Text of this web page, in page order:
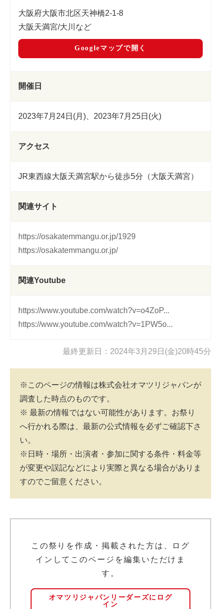
大阪府大阪市北区天神橋2-1-8
大阪天満宮/大川など
Googleマップで開く
開催日
2023年7月24日(月)、2023年7月25日(火)
アクセス
JR東西線大阪天満宮駅から徒歩5分（大阪天満宮）
関連サイト
https://osakatemmangu.or.jp/1929
https://osakatemmangu.or.jp/
関連Youtube
https://www.youtube.com/watch?v=o4ZoP...
https://www.youtube.com/watch?v=1PW5o...
最終更新日：2024年3月29日(金)20時45分
※このページの情報は株式会社オマツリジャパンが
調査した時点のものです。
※ 最新の情報ではない可能性があります。お祭り
へ行かれる際は、最新の公式情報を必ずご確認下さ
い。
※日時・場所・出演者・参加に関する条件・料金等
が変更や誤記などにより実際と異なる場合がありま
すのでご留意ください。
この祭りを作成・掲載された方は、ログ
インしてこのページを編集いただけま
す。
オマツリジャパンリーダーズにログ
イン